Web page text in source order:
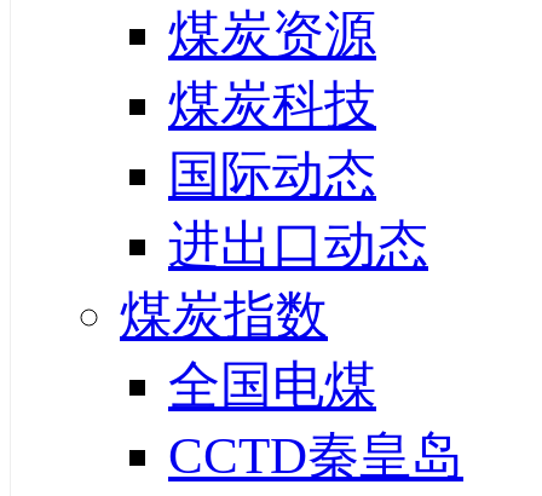
煤炭资源
煤炭科技
国际动态
进出口动态
煤炭指数
全国电煤
CCTD秦皇岛